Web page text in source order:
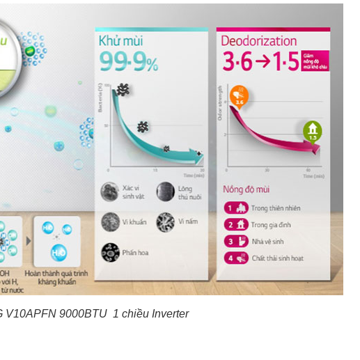
V10APFN 9000BTU 1 chiều Inverter